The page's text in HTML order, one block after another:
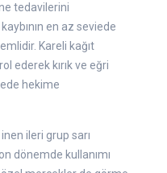
tedavilerini
en az seviede
Kareli kağıt
ederek kırık ve eğri
hekime
ileri grup sarı
dönemde kullanımı